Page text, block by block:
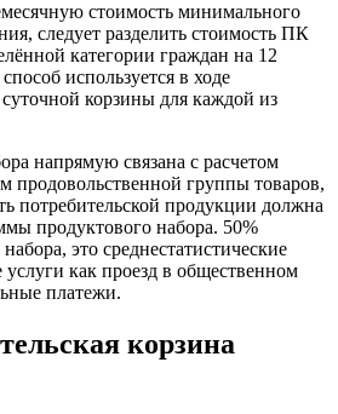
стоимость минимального
следует разделить стоимость ПК
категории граждан на 12
используется в ходе
корзины для каждой из
напрямую связана с расчетом
продовольственной группы товаров,
потребительской продукции должна
продуктового набора. 50%
это среднестатистические
как проезд в общественном
платежи.
корзина